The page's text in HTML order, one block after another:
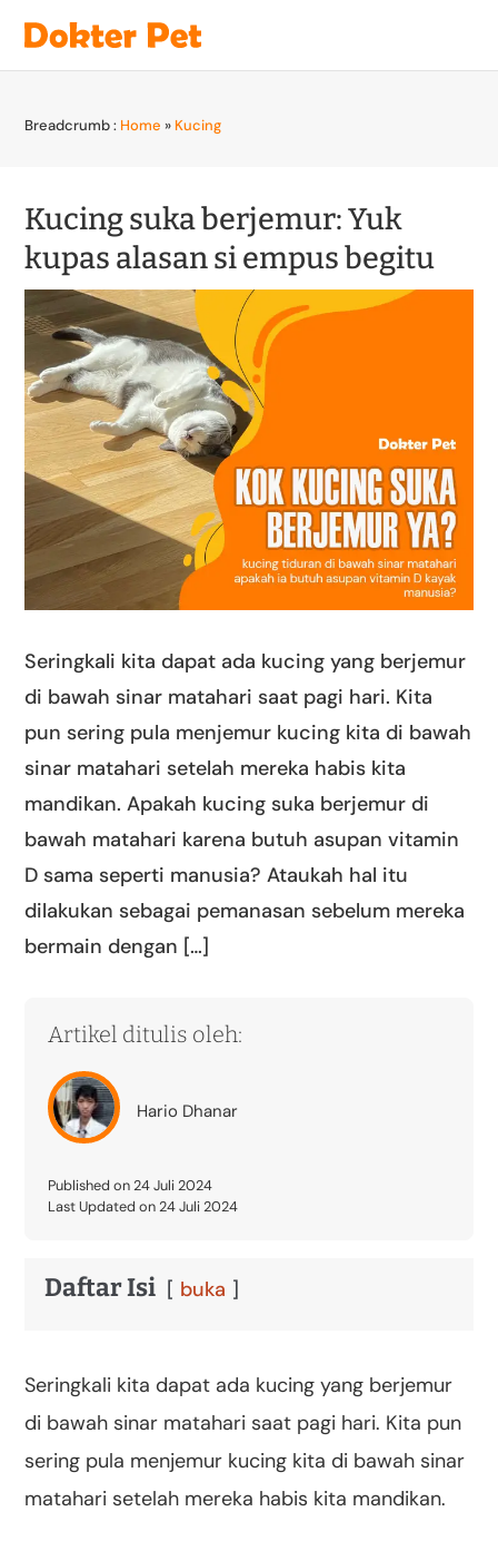
Breadcrumb : Home » Kucing
Kucing suka berjemur: Yuk
kupas alasan si empus begitu
Seringkali kita dapat ada kucing yang berjemur
di bawah sinar matahari saat pagi hari. Kita
pun sering pula menjemur kucing kita di bawah
sinar matahari setelah mereka habis kita
mandikan. Apakah kucing suka berjemur di
bawah matahari karena butuh asupan vitamin
D sama seperti manusia? Ataukah hal itu
dilakukan sebagai pemanasan sebelum mereka
bermain dengan […]
Artikel ditulis oleh:
Hario Dhanar
Published on 24 Juli 2024
Last Updated on 24 Juli 2024
Daftar Isi buka
Seringkali kita dapat ada kucing yang berjemur
di bawah sinar matahari saat pagi hari. Kita pun
sering pula menjemur kucing kita di bawah sinar
matahari setelah mereka habis kita mandikan.